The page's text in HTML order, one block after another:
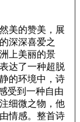
美的赞美，展
深深喜爱之
上美丽的景
达了一种超脱
的环境中，诗
受到一种自由
细微之物，他
情感。整首诗